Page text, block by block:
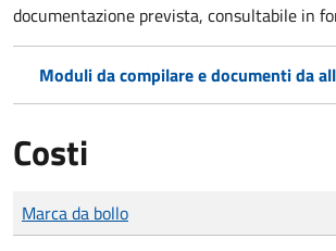
documentazione prevista, consultabile in
Moduli da compilare e documenti da
Costi
Tipo di pagamento
Importo
Marca da bollo